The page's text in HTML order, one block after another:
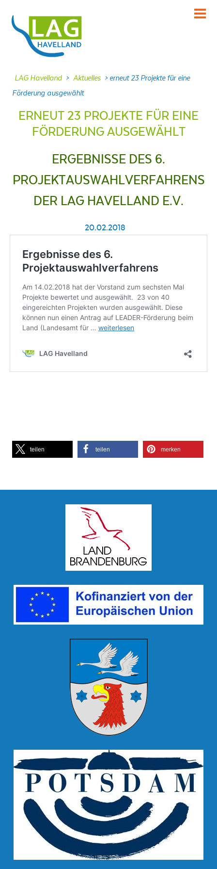
KENNENLERNEN
INFORMIEREN
Projekte
DABEI SEIN
Dokumente
FRAGEN
LAG Havelland > Aktuelles > erneut 23 Projekte für eine
Förderung ausgewählt
ERNEUT 23 PROJEKTE FÜR EINE
FÖRDERUNG AUSGEWÄHLT
ERGEBNISSE DES 6.
PROJEKTAUSWAHLVERFAHRENS
DER LAG HAVELLAND E.V.
20.02.2018
teilen teilen merken